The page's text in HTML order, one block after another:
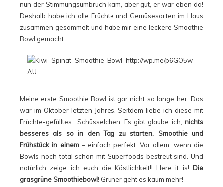
nun der Stimmungsumbruch kam, aber gut, er war eben da!
Deshalb habe ich alle Früchte und Gemüsesorten im Haus
zusammen gesammelt und habe mir eine leckere Smoothie
Bowl gemacht.
Meine erste Smoothie Bowl ist gar nicht so lange her. Das
war im Oktober letzten Jahres. Seitdem liebe ich diese mit
Früchte-gefülltes Schüsselchen. Es gibt glaube ich, nichts
besseres als so in den Tag zu starten. Smoothie und
Frühstück in einem– einfach perfekt. Vor allem, wenn die
Bowls noch total schön mit Superfoods bestreut sind. Und
natürlich zeige ich euch die Köstlichkeit!! Here it is! Die
grasgrüne Smoothiebowl! Grüner geht es kaum mehr!